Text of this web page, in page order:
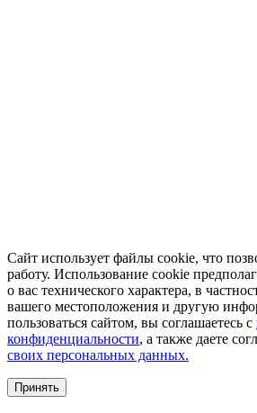
Сайт использует файлы cookie, что
работу. Использование cookie
о вас технического характера, в
вашего местоположения и другую
пользоваться сайтом, вы соглашаетесь с
конфиденциальности, а также даете
своих персональных данных.
Принять